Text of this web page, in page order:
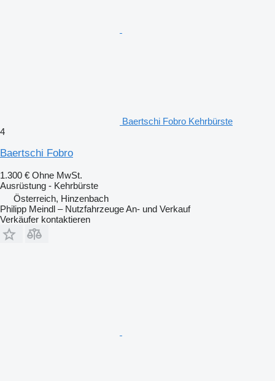
Baertschi Fobro Kehrbürste
4
Baertschi Fobro
1.300 € Ohne MwSt.
Ausrüstung - Kehrbürste
Österreich, Hinzenbach
Philipp Meindl – Nutzfahrzeuge An- und Verkauf
Verkäufer kontaktieren